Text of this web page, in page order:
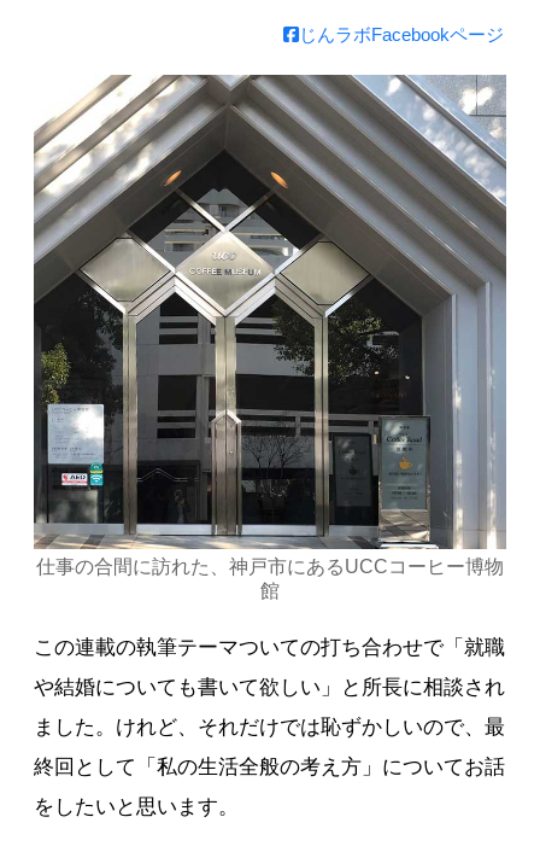
じんラボFacebookページ
仕事の合間に訪れた、神戸市にあるUCCコーヒー博物
館
この連載の執筆テーマついての打ち合わせで「就職
や結婚についても書いて欲しい」と所長に相談され
ました。けれど、それだけでは恥ずかしいので、最
終回として「私の生活全般の考え方」についてお話
をしたいと思います。